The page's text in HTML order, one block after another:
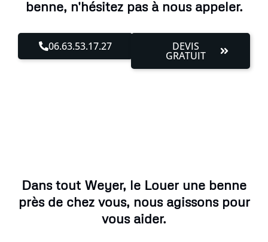
benne, n'hésitez pas à nous appeler.
06.63.53.17.27 DEVIS
GRATUIT
Dans tout Weyer, le Louer une benne
près de chez vous, nous agissons pour
vous aider.